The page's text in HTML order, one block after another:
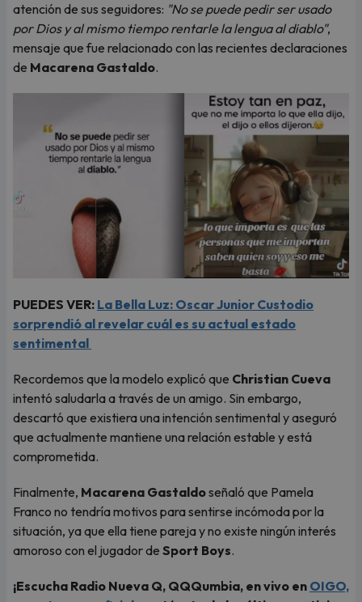
atención de sus seguidores: "No se puede pedir ser usado
por Dios y al mismo tiempo rentarle la lengua al diablo",
mensaje que fue relacionado con las recientes declaraciones
de Macarena Gastaldo.
PUEDES VER: La Bella Luz: Oscar Junior Custodio
sorprendió al revelar cuál es su actual estado
sentimental
Recordemos que la modelo explicó que Christian Cueva
intentó saludarla a través de un amigo. Sin embargo,
descartó que existiera una intención sentimental y aseguró
que actualmente mantiene una relación estable y está
comprometida.
Finalmente, Macarena Gastaldoseñaló que Pamela
Franco no tendría motivos para sentirse incómoda por la
situación, ya que ella tiene pareja y no existe ningún interés
amoroso con el jugador de Sport Boys.
¡Escucha Radio Nueva Q, QQQumbia, en vivo en OIGO,